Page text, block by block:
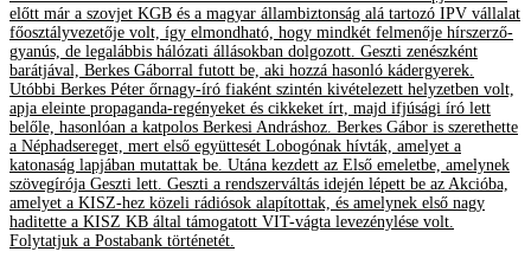
előtt már a szovjet KGB és a magyar állambiztonság alá tartozó IPV vállalat
főosztályvezetője volt, így elmondható, hogy mindkét felmenője hírszerző-
gyanús, de legalábbis hálózati állásokban dolgozott. Geszti zenészként
barátjával, Berkes Gáborral futott be, aki hozzá hasonló kádergyerek.
Utóbbi Berkes Péter őrnagy-író fiaként szintén kivételezett helyzetben volt,
apja eleinte propaganda-regényeket és cikkeket írt, majd ifjúsági író lett
belőle, hasonlóan a katpolos Berkesi Andráshoz. Berkes Gábor is szerethette
a Néphadsereget, mert első együttesét Lobogónak hívták, amelyet a
katonaság lapjában mutattak be. Utána kezdett az Első emeletbe, amelynek
szövegírója Geszti lett. Geszti a rendszerváltás idején lépett be az Akcióba,
amelyet a KISZ-hez közeli rádiósok alapítottak, és amelynek első nagy
haditette a KISZ KB által támogatott VIT-vágta levezénylése volt.
Folytatjuk a Postabank történetét.